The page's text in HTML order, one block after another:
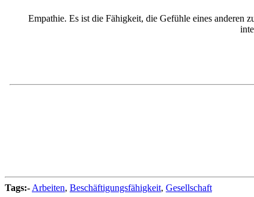
Empathie. Es ist die Fähigkeit, die Gefühle eines anderen
Tags:- Arbeiten, Beschäftigungsfähigkeit, Gesellschaft